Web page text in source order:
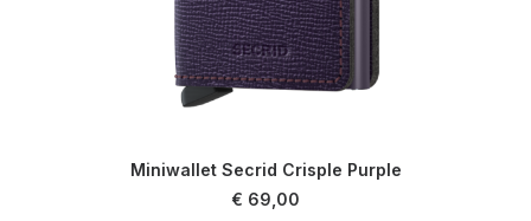
Miniwallet Secrid Crisple Purple
€ 69,00